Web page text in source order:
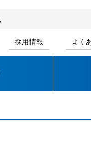
採用情報 よく